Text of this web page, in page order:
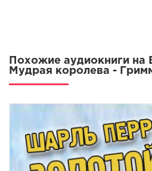
Похожие аудиокниги на
Мудрая королева -